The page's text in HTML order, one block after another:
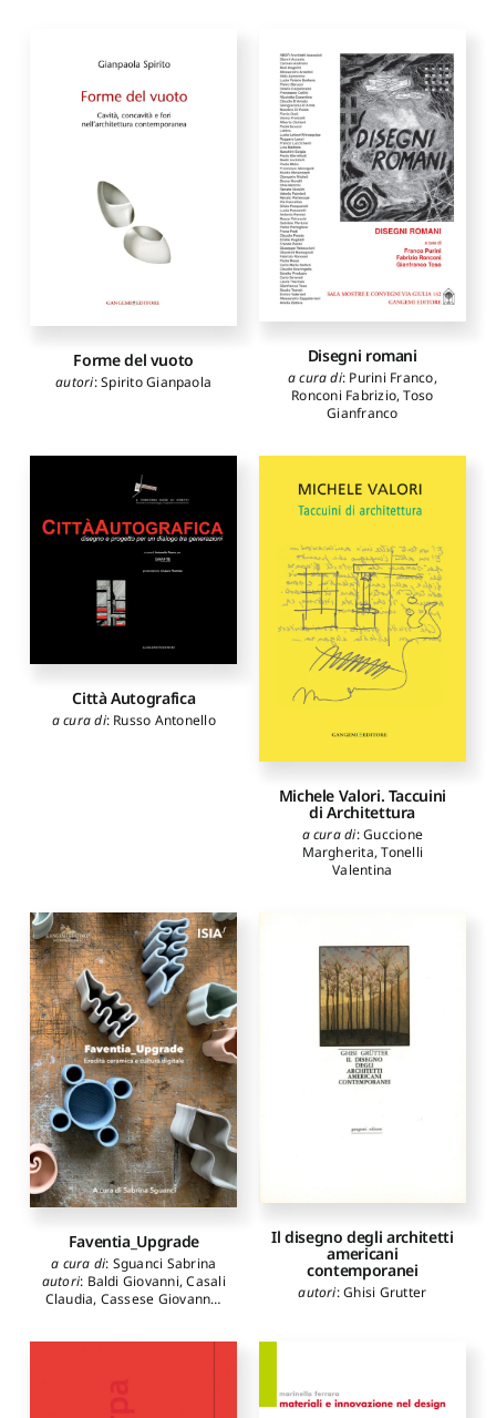
Pedna Andrea,Severi Ivan
Sguanci Sabrina
Giulia,Pellegrinelli Alberto,
Magnifico Tommaso,
Schiavo Antonio,Passamani
Ivana,Balboa Domínguez M.
Lucía
Grijalba Bengoetxea
Alberto
Galván Desvaux
Noelia
,Riciputo Anna
Forme del vuoto
autori:Spirito Gianpaola
Disegni romani
a cura di: Purini Franco,
Ronconi Fabrizio,Toso
Gianfranco
Città Autografica
a cura di: Russo Antonello
Michele Valori. Taccuini
di Architettura
a cura di:Guccione
Margherita,Tonelli
Valentina
Faventia_Upgrade
a cura di: Sguanci Sabrina
autori: Baldi Giovanni,Casali
Claudia, Cassese Giovanna,
Il disegno degli architetti
americani
contemporanei
autori:Ghisi Grutter